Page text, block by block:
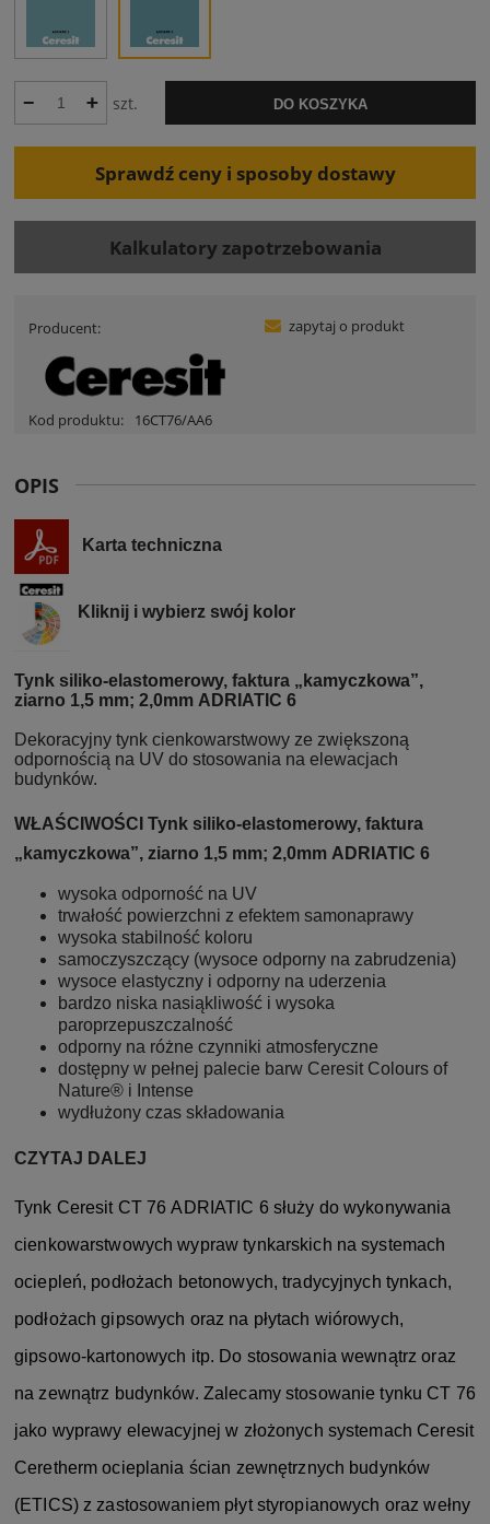
szt. DO KOSZYKA
Sprawdź ceny i sposoby dostawy
Kalkulatory zapotrzebowania
Producent:
Kod produktu: 16CT76/AA6
zapytaj o produkt
OPIS
Karta techniczna
Kliknij i wybierz swój kolor
Tynk siliko-elastomerowy, faktura „kamyczkowa”,
ziarno 1,5 mm; 2,0mm ADRIATIC 6
Dekoracyjny tynk cienkowarstwowy ze zwiększoną
odpornością na UV do stosowania na elewacjach
budynków.
WŁAŚCIWOŚCI Tynk siliko-elastomerowy, faktura
„kamyczkowa”, ziarno 1,5 mm; 2,0mm ADRIATIC 6
wysoka odporność na UV
trwałość powierzchni z efektem samonaprawy
wysoka stabilność koloru
samoczyszczący (wysoce odporny na zabrudzenia)
wysoce elastyczny i odporny na uderzenia
bardzo niska nasiąkliwość i wysoka
paroprzepuszczalność
odporny na różne czynniki atmosferyczne
dostępny w pełnej palecie barw Ceresit Colours of
Nature® i Intense
wydłużony czas składowania
CZYTAJ DALEJ
Tynk Ceresit CT 76 ADRIATIC 6 służy do wykonywania
cienkowarstwowych wypraw tynkarskich na systemach
ociepleń, podłożach betonowych, tradycyjnych tynkach,
podłożach gipsowych oraz na płytach wiórowych,
gipsowo-kartonowych itp. Do stosowania wewnątrz oraz
na zewnątrz budynków. Zalecamy stosowanie tynku CT 76
jako wyprawy elewacyjnej w złożonych systemach Ceresit
Ceretherm ocieplania ścian zewnętrznych budynków
(ETICS) z zastosowaniem płyt styropianowych oraz wełny